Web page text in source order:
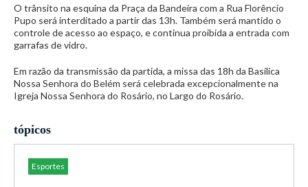
O trânsito na esquina da Praça da Bandeira com a Rua Florêncio
Pupo será interditado a partir das 13h. Também será mantido o
controle de acesso ao espaço, e continua proibida a entrada com
garrafas de vidro.
Em razão da transmissão da partida, a missa das 18h da Basílica
Nossa Senhora do Belém será celebrada excepcionalmente na
Igreja Nossa Senhora do Rosário, no Largo do Rosário.
tópicos
Esportes